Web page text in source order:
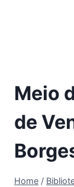
Meio
de
Home /